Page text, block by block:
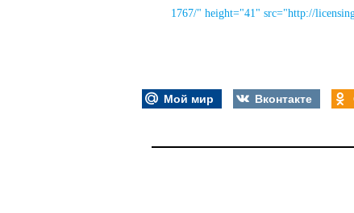
1767/" height="41" src="http://
Мой мир Вконтакте